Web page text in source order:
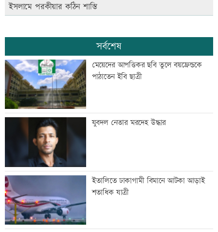
ইসলামে পরকীয়ার কঠিন শাস্তি
সর্বশেষ
মেয়েদের আপত্তিকর ছবি তুলে বয়ফ্রেন্ডকে
পাঠাতেন ইবি ছাত্রী
যুবদল নেতার মরদেহ উদ্ধার
ইতালিতে ঢাকাগামী বিমানে আটকা আড়াই
শতাধিক যাত্রী